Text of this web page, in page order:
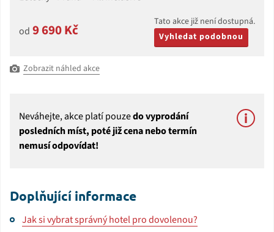
od 9 690 Kč
Tato akce již není dostupná.
Vyhledat podobnou
Zobrazit náhled akce
Neváhejte, akce platí pouzedo vyprodání
posledních míst, poté již cena nebo termín
nemusí odpovídat!
Doplňující informace
Jak si vybrat správný hotel pro dovolenou?